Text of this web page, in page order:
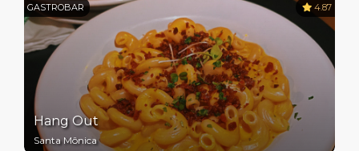
GASTROBAR 4.87
Hang Out
Santa Mônica